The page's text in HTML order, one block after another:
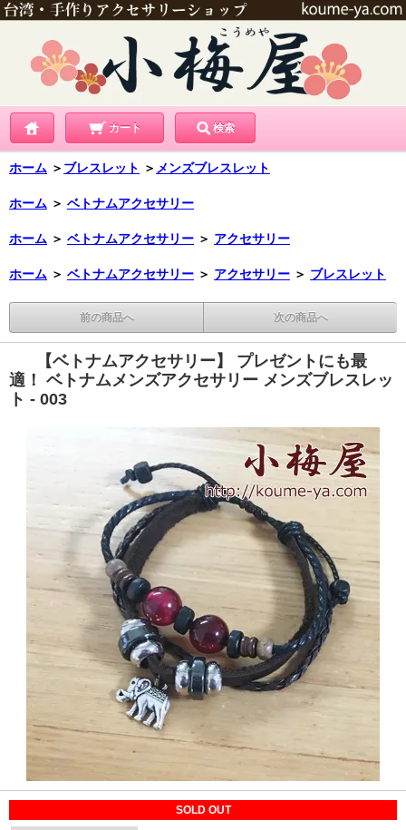
カート 検索
ホーム ＞ ブレスレット ＞ メンズブレスレット
ホーム ＞ ベトナムアクセサリー
ホーム ＞ ベトナムアクセサリー ＞ アクセサリー
ホーム ＞ ベトナムアクセサリー ＞ アクセサリー ＞ ブレスレット
前の商品へ 次の商品へ
【ベトナムアクセサリー】 プレゼントにも最
適！ ベトナムメンズアクセサリー メンズブレスレッ
ト - 003
SOLD OUT